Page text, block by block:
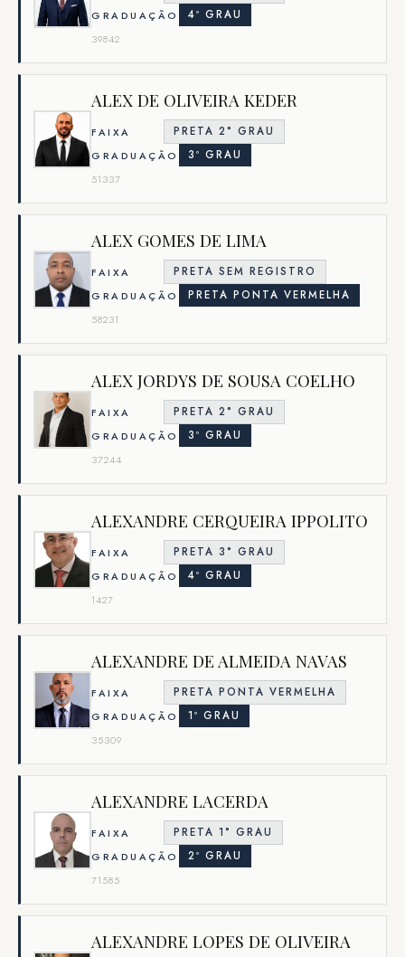
GRADUAÇÃO
4º GRAU
39842
ALEX DE OLIVEIRA KEDER
FAIXA
PRETA 2° GRAU
GRADUAÇÃO
3º GRAU
51337
ALEX GOMES DE LIMA
FAIXA
PRETA SEM REGISTRO
GRADUAÇÃO
PRETA PONTA VERMELHA
58231
ALEX JORDYS DE SOUSA COELHO
FAIXA
PRETA 2° GRAU
GRADUAÇÃO
3º GRAU
37244
ALEXANDRE CERQUEIRA IPPOLITO
FAIXA
PRETA 3° GRAU
GRADUAÇÃO
4º GRAU
1427
ALEXANDRE DE ALMEIDA NAVAS
FAIXA
PRETA PONTA VERMELHA
GRADUAÇÃO
1º GRAU
35309
ALEXANDRE LACERDA
FAIXA
PRETA 1° GRAU
GRADUAÇÃO
2º GRAU
71585
ALEXANDRE LOPES DE OLIVEIRA